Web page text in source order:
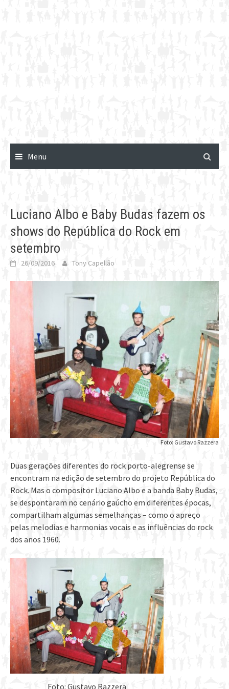
Menu
Luciano Albo e Baby Budas fazem os
shows do República do Rock em
setembro
26/09/2016 Tony Capellão
Foto: Gustavo Razzera
Duas gerações diferentes do rock porto-alegrense se
encontram na edição de setembro do projeto República do
Rock. Mas o compositor Luciano Albo e a banda Baby Budas,
se despontaram no cenário gaúcho em diferentes épocas,
compartilham algumas semelhanças – como o apreço
pelas melodias e harmonias vocais e as influências do rock
dos anos 1960.
Foto: Gustavo Razzera